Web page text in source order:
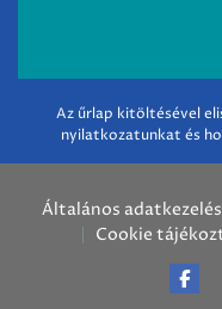
Az űrlap kitöltésével
nyilatkozatunkat és
Általános
Cookie